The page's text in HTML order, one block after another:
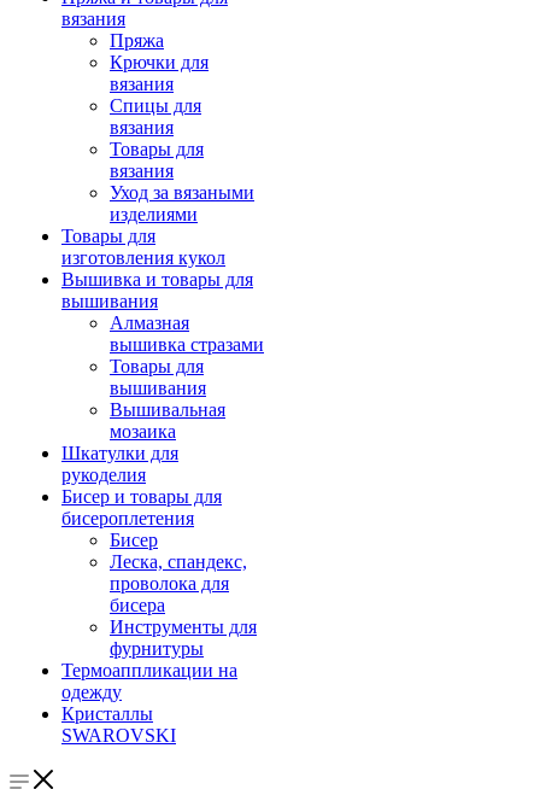
вязания
Пряжа
Крючки для
вязания
Спицы для
вязания
Товары для
вязания
Уход за вязаными
изделиями
Товары для
изготовления кукол
Вышивка и товары для
вышивания
Алмазная
вышивка стразами
Товары для
вышивания
Вышивальная
мозаика
Шкатулки для
рукоделия
Бисер и товары для
бисероплетения
Бисер
Леска, спандекс,
проволока для
бисера
Инструменты для
фурнитуры
Термоаппликации на
одежду
Кристаллы
SWAROVSKI